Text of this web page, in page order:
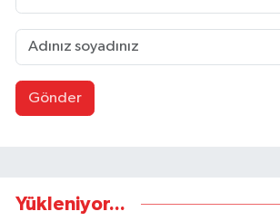
Gönder
Yükleniyor...